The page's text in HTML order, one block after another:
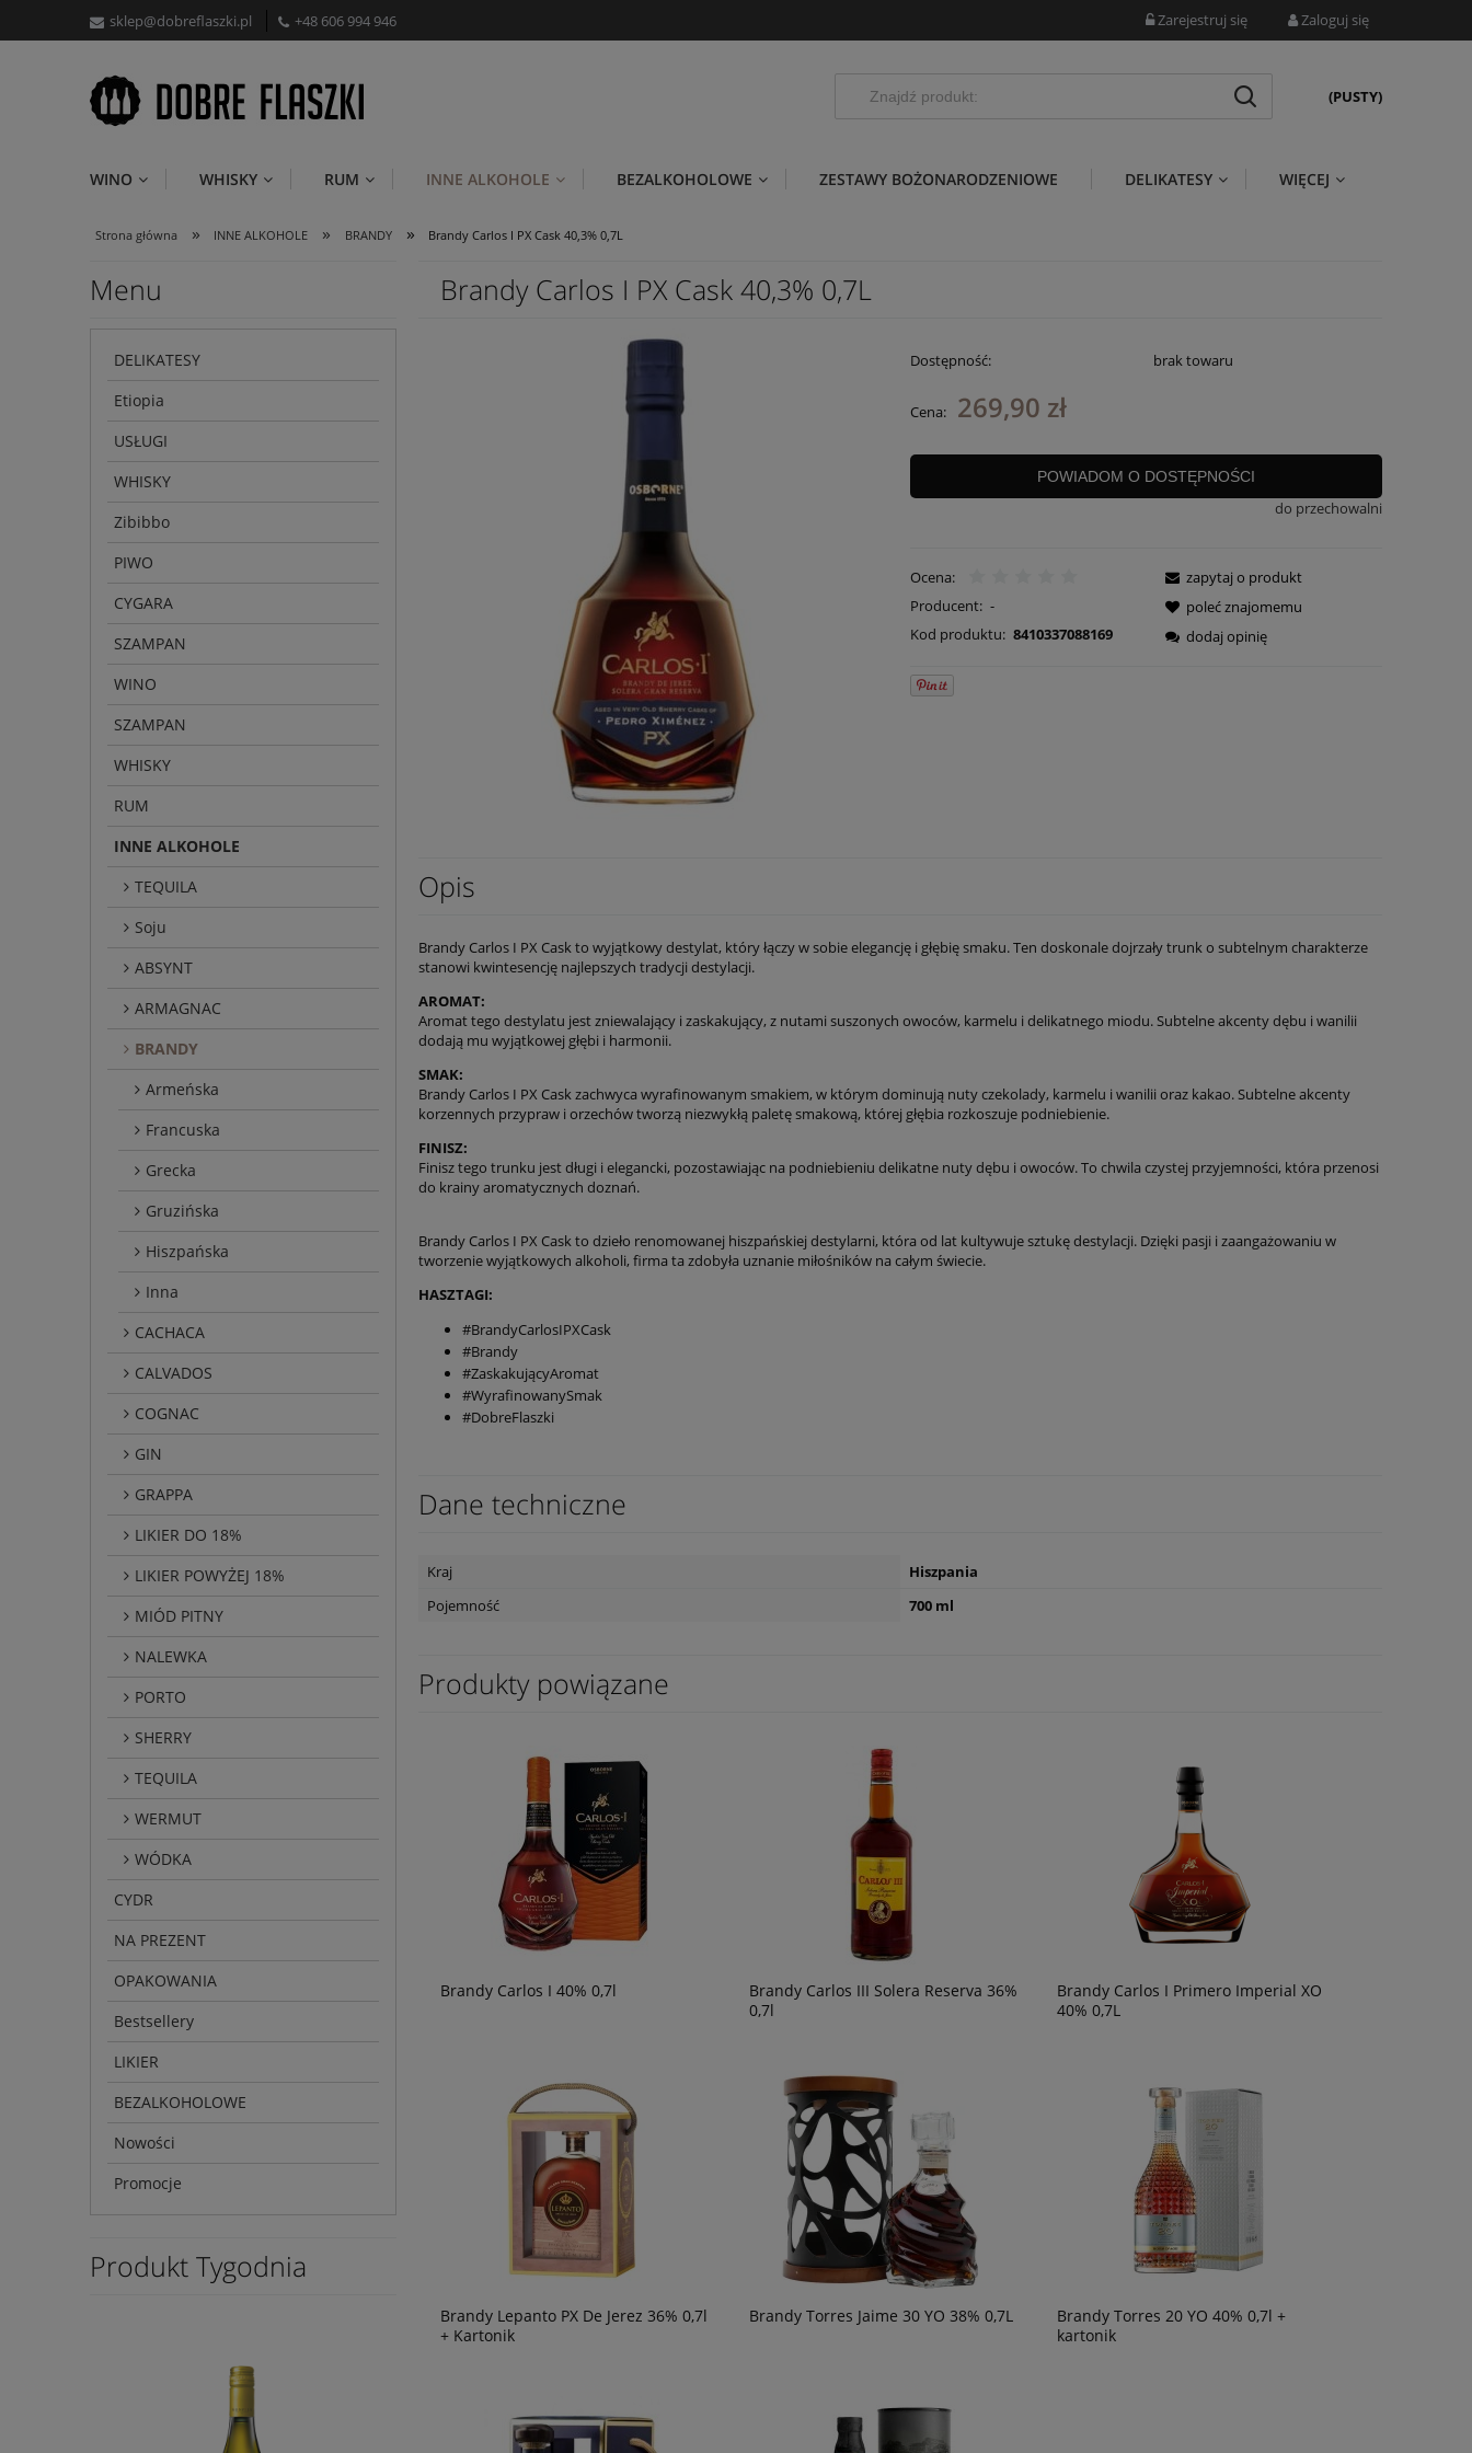
sklep@dobreflaszki.pl +48 606 994 946 Zarejestruj się Zaloguj się
(PUSTY)
WINO WHISKY RUM INNE ALKOHOLE BEZALKOHOLOWE ZESTAWY BOŻONARODZENIOWE DELIKATESY WIĘCEJ
Strona główna » INNE ALKOHOLE » BRANDY » Brandy Carlos I PX Cask 40,3% 0,7L
Menu
DELIKATESY
Etiopia
USŁUGI
WHISKY
Zibibbo
PIWO
CYGARA
SZAMPAN
WINO
SZAMPAN
WHISKY
RUM
INNE ALKOHOLE
TEQUILA
Soju
ABSYNT
ARMAGNAC
BRANDY
Armeńska
Francuska
Grecka
Gruzińska
Hiszpańska
Inna
CACHACA
CALVADOS
COGNAC
GIN
GRAPPA
LIKIER DO 18%
LIKIER POWYŻEJ 18%
MIÓD PITNY
NALEWKA
PORTO
SHERRY
TEQUILA
WERMUT
WÓDKA
CYDR
NA PREZENT
OPAKOWANIA
Bestsellery
LIKIER
BEZALKOHOLOWE
Nowości
Promocje
Produkt Tygodnia
Brandy Carlos I PX Cask 40,3% 0,7L
Dostępność: brak towaru
Cena: 269,90 zł
POWIADOM O DOSTĘPNOŚCI
do przechowalni
Ocena:
Producent: -
Kod produktu: 8410337088169
zapytaj o produkt
poleć znajomemu
dodaj opinię
Opis
Brandy Carlos I PX Cask to wyjątkowy destylat, który łączy w sobie elegancję i głębię smaku. Ten doskonale dojrzały trunk o subtelnym charakterze
stanowi kwintesencję najlepszych tradycji destylacji.
AROMAT:
Aromat tego destylatu jest zniewalający i zaskakujący, z nutami suszonych owoców, karmelu i delikatnego miodu. Subtelne akcenty dębu i wanilii
dodają mu wyjątkowej głębi i harmonii.
SMAK:
Brandy Carlos I PX Cask zachwyca wyrafinowanym smakiem, w którym dominują nuty czekolady, karmelu i wanilii oraz kakao. Subtelne akcenty
korzennych przypraw i orzechów tworzą niezwykłą paletę smakową, której głębia rozkoszuje podniebienie.
FINISZ:
Finisz tego trunku jest długi i elegancki, pozostawiając na podniebieniu delikatne nuty dębu i owoców. To chwila czystej przyjemności, która przenosi
do krainy aromatycznych doznań.
Brandy Carlos I PX Cask to dzieło renomowanej hiszpańskiej destylarni, która od lat kultywuje sztukę destylacji. Dzięki pasji i zaangażowaniu w
tworzenie wyjątkowych alkoholi, firma ta zdobyła uznanie miłośników na całym świecie.
HASZTAGI:
#BrandyCarlosIPXCask
#Brandy
#ZaskakującyAromat
#WyrafinowanySmak
#DobreFlaszki
Dane techniczne
Kraj
Hiszpania
Pojemność
700 ml
Produkty powiązane
Brandy Carlos I 40% 0,7l
Brandy Carlos III Solera Reserva 36%
0,7l
Brandy Carlos I Primero Imperial XO
40% 0,7L
Brandy Lepanto PX De Jerez 36% 0,7l
+ Kartonik
Brandy Torres Jaime 30 YO 38% 0,7L
Brandy Torres 20 YO 40% 0,7l +
kartonik